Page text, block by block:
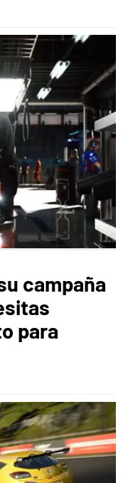
campaña
para